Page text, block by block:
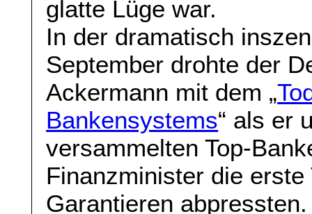
glatte Lüge war.
In der dramatisch
September drohte der
Ackermann mit dem „
Bankensystems“ als er
versammelten Top-
Finanzminister die
Garantieren